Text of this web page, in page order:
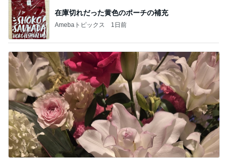
在庫切れだった黄色のポーチの補充
Amebaトピックス 1日前